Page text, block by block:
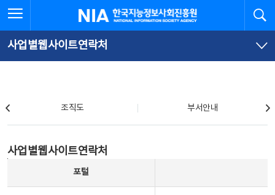
문
로
가
체
뉴
바
가
한국지능정보사회진흥원
사업별웹사이트연락처
조직도 부서안내
사업별웹사이트연락처
포털